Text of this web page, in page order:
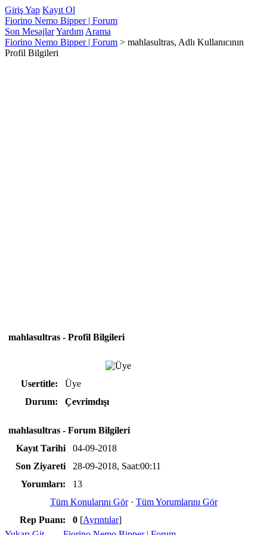
Giriş Yap Kayıt Ol
Fiorino Nemo Bipper | Forum
Son MesajlarYardım Arama
Fiorino Nemo Bipper | Forum > mahlasultras, Adlı Kullanıcının
Profil Bilgileri
mahlasultras - Profil Bilgileri
Usertitle:
Üye
Durum:
Çevrimdışı
mahlasultras - Forum Bilgileri
Kayıt Tarihi
04-09-2018
Son Ziyareti
28-09-2018, Saat:00:11
Yorumları:
13
Tüm Konularını Gör· Tüm Yorumlarını Gör
Rep Puanı:
0 [Ayrıntılar]